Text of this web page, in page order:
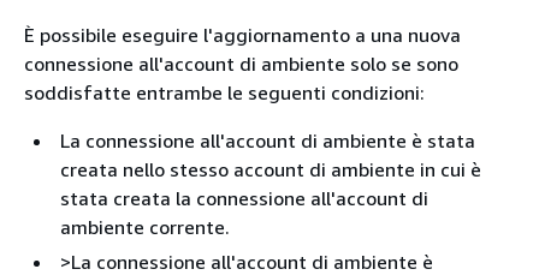
È possibile eseguire l'aggiornamento a una nuova
connessione all'account di ambiente solo se sono
soddisfatte entrambe le seguenti condizioni:
La connessione all'account di ambiente è stata
creata nello stesso account di ambiente in cui è
stata creata la connessione all'account di
ambiente corrente.
>La connessione all'account di ambiente è